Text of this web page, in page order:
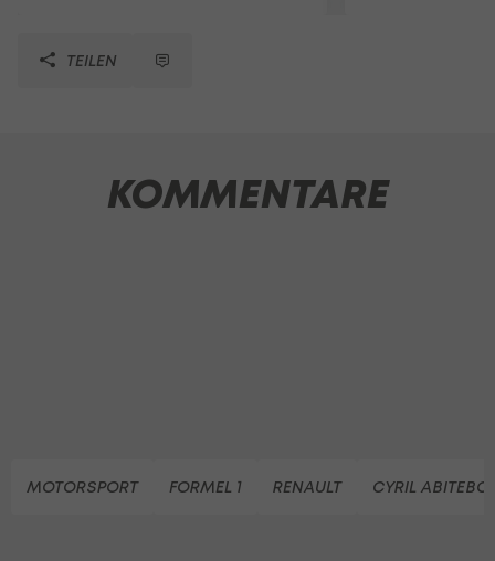
TEILEN
KOMMENTARE
MOTORSPORT FORMEL 1 RENAULT CYRIL